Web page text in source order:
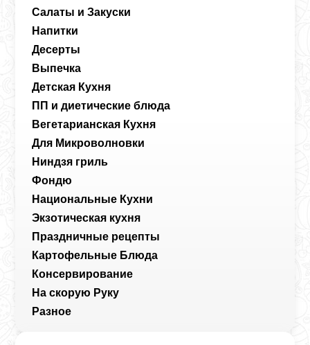
Салаты и Закуски
Напитки
Десерты
Выпечка
Детская Кухня
ПП и диетические блюда
Вегетарианская Кухня
Для Микроволновки
Ниндзя гриль
Фондю
Национальные Кухни
Экзотическая кухня
Праздничные рецепты
Картофельные Блюда
Консервирование
На скорую Руку
Разное